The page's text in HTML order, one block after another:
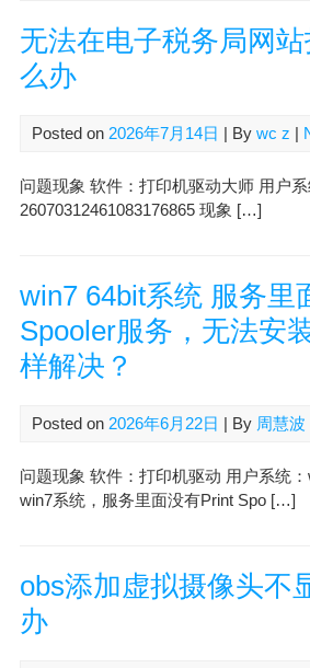
无法在电子税务局网
么办
Posted on 2026年7月14日 | By wc z
问题现象 软件：打印机驱动大师 用户系
26070312461083176865 现象 […]
win7 64bit系统 服务里
Spooler服务，无法安
样解决？
Posted on 2026年6月22日 | By 周慧波
问题现象 软件：打印机驱动 用户系统：
win7系统，服务里面没有Print Spo […]
obs添加虚拟摄像头不
办